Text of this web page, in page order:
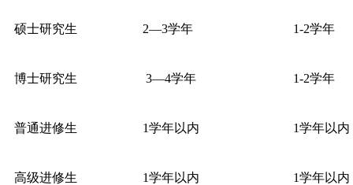
硕士研究生 2—3学年 1-2学年
博士研究生 3—4学年 1-2学年
普通进修生 1学年以内 1学年以内
高级进修生 1学年以内 1学年以内